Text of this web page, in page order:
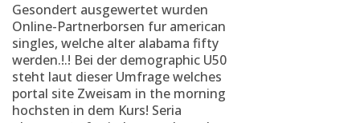
Gesondert ausgewertet wurden
Online-Partnerborsen fur american
singles, welche alter alabama fifty
werden.!.! Bei der demographic U50
steht laut dieser Umfrage welches
portal site Zweisam in the morning
hochsten in dem Kurs! Seria